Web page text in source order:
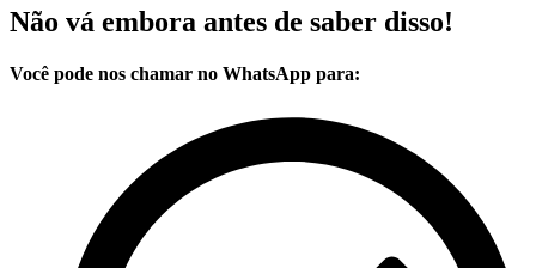
Não vá embora antes de saber disso!
Você pode nos chamar no WhatsApp para: